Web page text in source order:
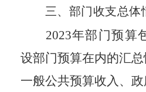
三、部门收支总体
2023年部门预算
设部门预算在内的汇
一般公共预算收入、